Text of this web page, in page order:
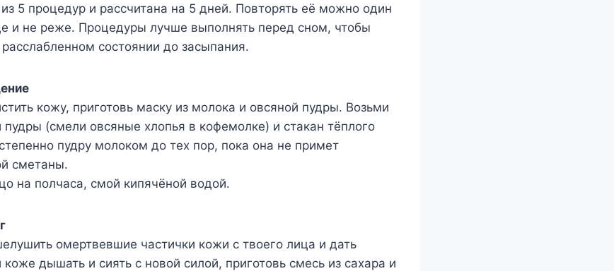
5 процедур и рассчитана на 5 дней. Повторять её можно один
и не реже. Процедуры лучше выполнять перед сном, чтобы
состоянии до засыпания.
кожу, приготовь маску из молока и овсяной пудры. Возьми
пудры (смели овсяные хлопья в кофемолке) и стакан тёплого
пудру молоком до тех пор, пока она не примет
сметаны.
на полчаса, смой кипячёной водой.
омертвевшие частички кожи с твоего лица и дать
дышать и сиять с новой силой, приготовь смесь из сахара и